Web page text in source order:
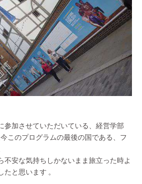
加させていただいている、経営学部
このプログラムの最後の国である、フ
不安な気持ちしかないまま旅立った時よ
たと思います 。